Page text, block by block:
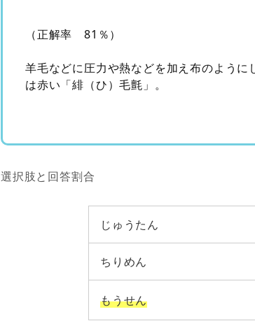
（正解率 81％）
羊毛などに圧力や熱などを加え布のよう
は赤い「緋（ひ）毛氈」。
選択肢と回答割合
じゅうたん
ちりめん
もうせん